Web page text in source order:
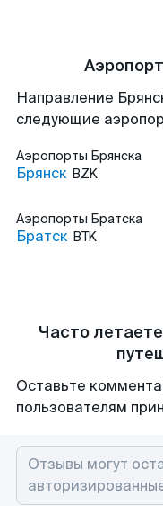
Направление
следующие
Аэропорты Брянска
Брянск BZK
Аэропорты Братска
Братск BTK
Часто
Оставьте
пользователям